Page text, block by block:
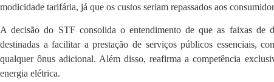
modicidade tarifária, já que os custos seriam repassados aos
A decisão do STF consolida o entendimento de que as faixas de
destinadas a facilitar a prestação de serviços públicos essenciais,
qualquer ônus adicional. Além disso, reafirma a competência
energia elétrica.